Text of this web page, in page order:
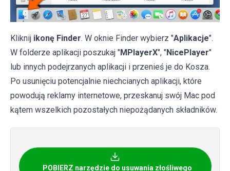
Kliknij ikonę Finder. W oknie Finder wybierz "Aplikacje".
W folderze aplikacji poszukaj "MPlayerX", "NicePlayer"
lub innych podejrzanych aplikacji i przenieś je do Kosza.
Po usunięciu potencjalnie niechcianych aplikacji, które
powodują reklamy internetowe, przeskanuj swój Mac pod
kątem wszelkich pozostałych niepożądanych składników.
POBIERZ narzędzie do usuwania złośliwego